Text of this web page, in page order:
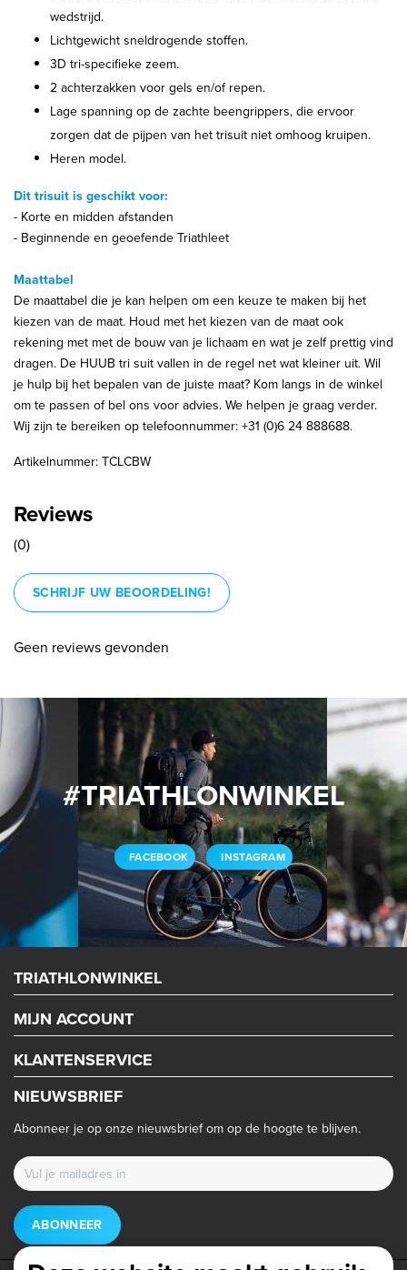
wedstrijd.
Lichtgewicht sneldrogende stoffen.
3D tri-specifieke zeem.
2 achterzakken voor gels en/of repen.
Lage spanning op de zachte beengrippers, die ervoor
zorgen dat de pijpen van het trisuit niet omhoog kruipen.
Heren model.
Dit trisuit is geschikt voor:
- Korte en midden afstanden
- Beginnende en geoefende Triathleet
Maattabel
De maattabel die je kan helpen om een keuze te maken bij het
kiezen van de maat. Houd met het kiezen van de maat ook
rekening met met de bouw van je lichaam en wat je zelf prettig vind
dragen. De HUUB tri suit vallen in de regel net wat kleiner uit. Wil
je hulp bij het bepalen van de juiste maat? Kom langs in de winkel
om te passen of bel ons voor advies. We helpen je graag verder.
Wij zijn te bereiken op telefoonnummer: +31 (0)6 24 888688.
Artikelnummer: TCLCBW
Reviews
(0)
SCHRIJF UW BEOORDELING!
Geen reviews gevonden
#TRIATHLONWINKEL
FACEBOOK INSTAGRAM
TRIATHLONWINKEL
MIJN ACCOUNT
KLANTENSERVICE
NIEUWSBRIEF
Abonneer je op onze nieuwsbrief om op de hoogte te blijven.
ABONNEER